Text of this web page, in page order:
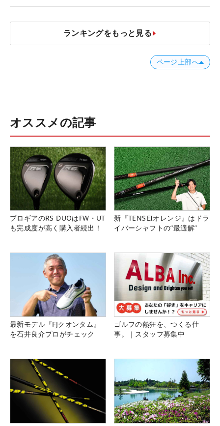
ランキングをもっと見る
ページ上部へ
オススメの記事
プロギアのRS DUOはFW・UT
も完成度が高く購入者続出！
新『TENSEIオレンジ』はドラ
イバーシャフトの“最適解”
最新モデル『FJクオンタム』
を石井良介プロがチェック
ゴルフの熱狂を、つくる仕
事。｜スタッフ募集中